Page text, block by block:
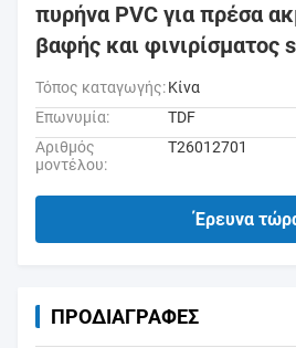
πυρήνα PVC για πρέσα
βαφής και φινιρίσματος
Τόπος καταγωγής:Κίνα
Επωνυμία:
TDF
Αριθμός
μοντέλου:
T26012701
Έρευνα
ΠΡΟΔΙΑΓΡΑΦΈΣ